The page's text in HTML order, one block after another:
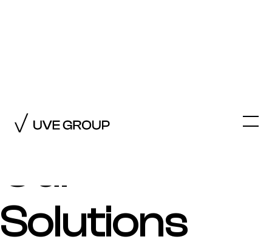
Powered by
Our
Solutions